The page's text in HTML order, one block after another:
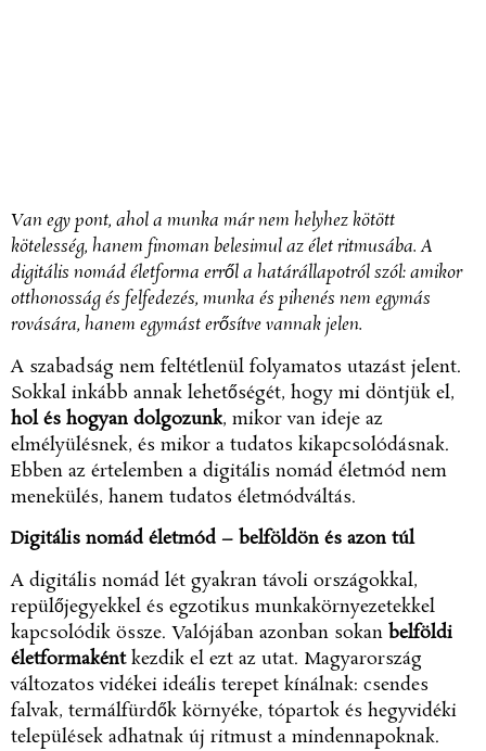
Van egy pont, ahol a munka már nem helyhez kötött
kötelesség, hanem finoman belesimul az élet ritmusába. A
digitális nomád életforma erről a határállapotról szól: amikor
otthonosság és felfedezés, munka és pihenés nem egymás
rovására, hanem egymást erősítve vannak jelen.
A szabadság nem feltétlenül folyamatos utazást jelent.
Sokkal inkább annak lehetőségét, hogy mi döntjük el,
hol és hogyan dolgozunk, mikor van ideje az
elmélyülésnek, és mikor a tudatos kikapcsolódásnak.
Ebben az értelemben a digitális nomád életmód nem
menekülés, hanem tudatos életmódváltás.
Digitális nomád életmód – belföldön és azon túl
A digitális nomád lét gyakran távoli országokkal,
repülőjegyekkel és egzotikus munkakörnyezetekkel
kapcsolódik össze. Valójában azonban sokan belföldi
életformakéntkezdik el ezt az utat. Magyarország
változatos vidékei ideális terepet kínálnak: csendes
falvak, termálfürdők környéke, tópartok és hegyvidéki
települések adhatnak új ritmust a mindennapoknak.